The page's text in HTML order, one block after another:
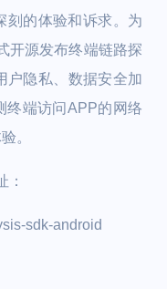
刻的体验和诉求。为
开源发布终端链路探
户隐私、数据安全加
终端访问APP的网络
。
：
sdk-android